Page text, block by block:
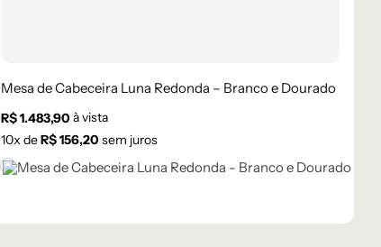
Mesa de Cabeceira Luna Redonda – Branco e Dourado
R$1.483,90 à vista
10x deR$156,20 sem juros
Branco